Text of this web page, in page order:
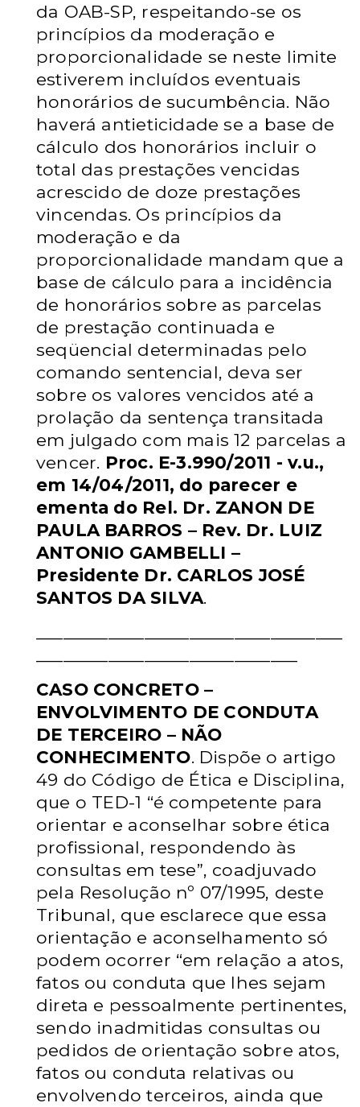
da OAB-SP, respeitando-se os
princípios da moderação e
proporcionalidade se neste limite
estiverem incluídos eventuais
honorários de sucumbência. Não
haverá antieticidade se a base de
cálculo dos honorários incluir o
total das prestações vencidas
acrescido de doze prestações
vincendas. Os princípios da
moderação e da
proporcionalidade mandam que a
base de cálculo para a incidência
de honorários sobre as parcelas
de prestação continuada e
seqüencial determinadas pelo
comando sentencial, deva ser
sobre os valores vencidos até a
prolação da sentençatransitada
em julgado com mais 12 parcelas a
vencer. Proc. E-3.990/2011 -v.u.,
em 14/04/2011, do parecer e
ementa do Rel. Dr. ZANON DE
PAULA BARROS – Rev. Dr. LUIZ
ANTONIO GAMBELLI –
Presidente Dr. CARLOSJOSÉ
SANTOS DA SILVA.
CASO CONCRETO –
ENVOLVIMENTO DE CONDUTA
DE TERCEIRO – NÃO
CONHECIMENTO. Dispõe o artigo
49 do Código de Ética e Disciplina,
que o TED-1 “é competente para
orientar e aconselhar sobre ética
profissional, respondendo às
consultas em tese”, coadjuvado
pela Resolução nº 07/1995, deste
Tribunal, que esclarece que essa
orientação e aconselhamento só
podem ocorrer “em relação a atos,
fatos ou conduta que lhes sejam
direta e pessoalmente pertinentes,
sendo inadmitidas consultas ou
pedidos de orientação sobre atos,
fatos ou conduta relativas ou
envolvendo terceiros, ainda que